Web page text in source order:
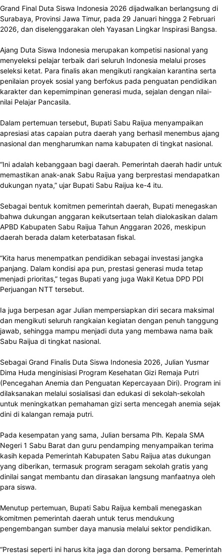
Grand Final Duta Siswa Indonesia 2026 dijadwalkan berlangsung di
Surabaya, Provinsi Jawa Timur, pada 29 Januari hingga 2 Februari
2026, dan diselenggarakan oleh Yayasan Lingkar Inspirasi Bangsa.
Ajang Duta Siswa Indonesia merupakan kompetisi nasional yang
menyeleksi pelajar terbaik dari seluruh Indonesia melalui proses
seleksi ketat. Para finalis akan mengikuti rangkaian karantina serta
penilaian proyek sosial yang berfokus pada penguatan pendidikan
karakter dan kepemimpinan generasi muda, sejalan dengan nilai-
nilai Pelajar Pancasila.
Dalam pertemuan tersebut, Bupati Sabu Raijua menyampaikan
apresiasi atas capaian putra daerah yang berhasil menembus ajang
nasional dan mengharumkan nama kabupaten di tingkat nasional.
“Ini adalah kebanggaan bagi daerah. Pemerintah daerah hadir untuk
memastikan anak-anak Sabu Raijua yang berprestasi mendapatkan
dukungan nyata,” ujar Bupati Sabu Raijua ke-4 itu.
Sebagai bentuk komitmen pemerintah daerah, Bupati menegaskan
bahwa dukungan anggaran keikutsertaan telah dialokasikan dalam
APBD Kabupaten Sabu Raijua Tahun Anggaran 2026, meskipun
daerah berada dalam keterbatasan fiskal.
“Kita harus menempatkan pendidikan sebagai investasi jangka
panjang. Dalam kondisi apa pun, prestasi generasi muda tetap
menjadi prioritas,” tegas Bupati yang juga Wakil Ketua DPD PDI
Perjuangan NTT tersebut.
Ia juga berpesan agar Julian mempersiapkan diri secara maksimal
dan mengikuti seluruh rangkaian kegiatan dengan penuh tanggung
jawab, sehingga mampu menjadi duta yang membawa nama baik
Sabu Raijua di tingkat nasional.
Sebagai Grand Finalis Duta Siswa Indonesia 2026, Julian Yusmar
Dima Huda menginisiasi Program Kesehatan Gizi Remaja Putri
(Pencegahan Anemia dan Penguatan Kepercayaan Diri). Program ini
dilaksanakan melalui sosialisasi dan edukasi di sekolah-sekolah
untuk meningkatkan pemahaman gizi serta mencegah anemia sejak
dini di kalangan remaja putri.
Pada kesempatan yang sama, Julian bersama Plh. Kepala SMA
Negeri 1 Sabu Barat dan guru pendamping menyampaikan terima
kasih kepada Pemerintah Kabupaten Sabu Raijua atas dukungan
yang diberikan, termasuk program seragam sekolah gratis yang
dinilai sangat membantu dan dirasakan langsung manfaatnya oleh
para siswa.
Menutup pertemuan, Bupati Sabu Raijua kembali menegaskan
komitmen pemerintah daerah untuk terus mendukung
pengembangan sumber daya manusia melalui sektor pendidikan.
“Prestasi seperti ini harus kita jaga dan dorong bersama. Pemerintah